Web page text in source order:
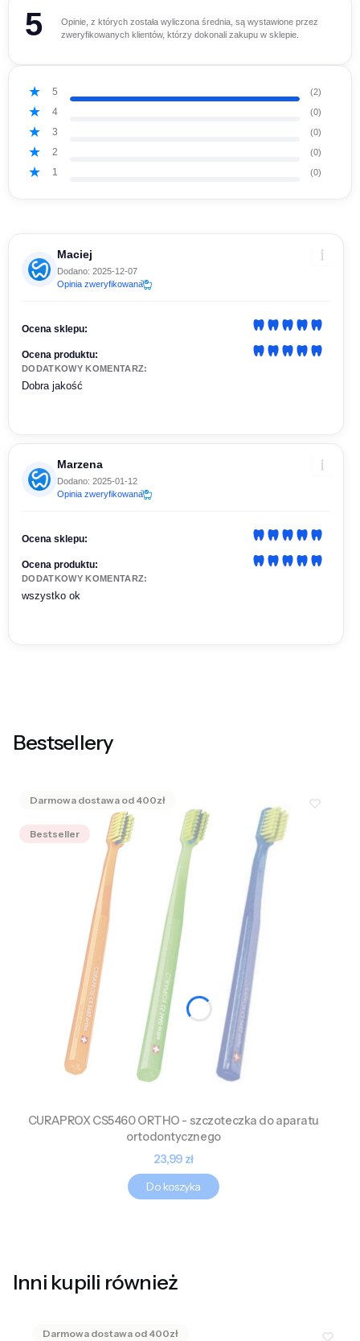
5
Opinie, z których została wyliczona średnia, są wystawione przez
zweryfikowanych klientów, którzy dokonali zakupu w sklepie.
5 (2)
4 (0)
3 (0)
2 (0)
1 (0)
Maciej
Dodano: 2025-12-07
Opinia zweryfikowana
Ocena sklepu:
Ocena produktu:
DODATKOWY KOMENTARZ:
Dobra jakość
Marzena
Dodano: 2025-01-12
Opinia zweryfikowana
Ocena sklepu:
Ocena produktu:
DODATKOWY KOMENTARZ:
wszystko ok
Bestsellery
Bestseller
CURAPROX CS5460 ORTHO - szczoteczka do aparatu
ortodontycznego
Cena
23,99 zł
Do koszyka
Inni kupili również